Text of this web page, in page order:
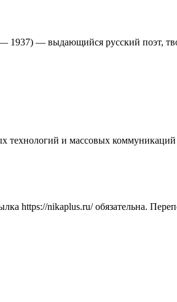
1937) — выдающийся русский поэт,
технологий и массовых коммуникаций
nikaplus.ru/ обязательна.